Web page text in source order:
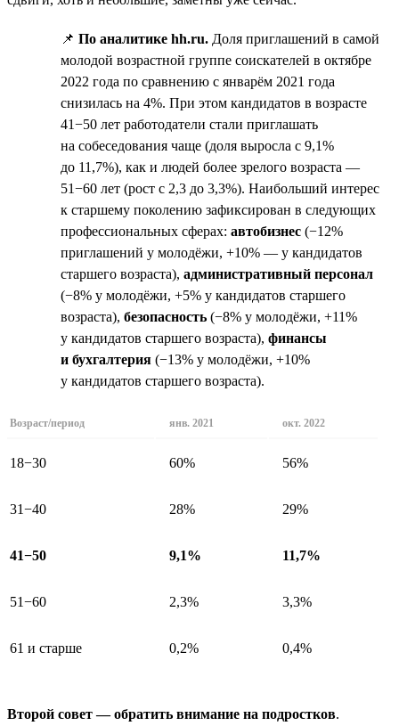
📌 По аналитике hh.ru. Доля приглашений в самой
молодой возрастной группе соискателей в октябре
2022 года по сравнению с январём 2021 года
снизилась на 4%. При этом кандидатов в возрасте
41−50 лет работодатели стали приглашать
на собеседования чаще (доля выросла с 9,1%
до 11,7%), как и людей более зрелого возраста —
51−60 лет (рост с 2,3 до 3,3%). Наибольший интерес
к старшему поколению зафиксирован в следующих
профессиональных сферах: автобизнес (−12%
приглашений у молодёжи, +10% — у кандидатов
старшего возраста), административный персонал
(−8% у молодёжи, +5% у кандидатов старшего
возраста), безопасность (−8% у молодёжи, +11%
у кандидатов старшего возраста), финансы
и бухгалтерия (−13% у молодёжи, +10%
у кандидатов старшего возраста).
Возраст/период янв. 2021 окт. 2022
18−30 60% 56%
31−40 28% 29%
41−50 9,1% 11,7%
51−60 2,3% 3,3%
61 и старше 0,2% 0,4%
Второй совет — обратить внимание на подростков.